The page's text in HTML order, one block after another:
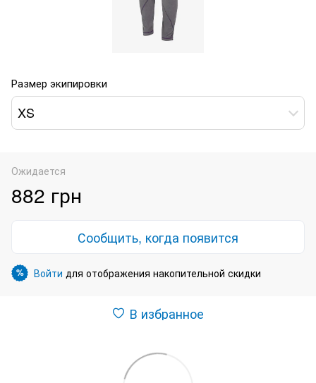
Размер экипировки
XS
Ожидается
882 грн
Сообщить, когда появится
% Войти для отображения накопительной скидки
В избранное